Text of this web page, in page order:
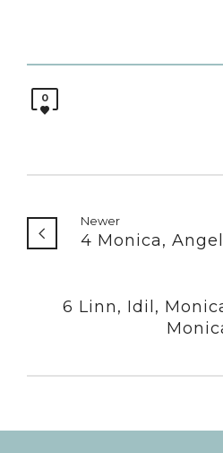
0
Newer
4 Monica,
6 Linn, Idil,